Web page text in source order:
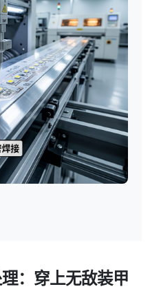
：穿上无敌装甲